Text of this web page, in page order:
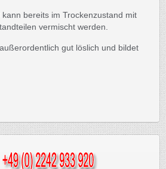
kann bereits im Trockenzustand mit
vermischt werden.
gut löslich und bildet